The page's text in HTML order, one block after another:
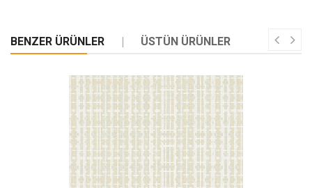
BENZER ÜRÜNLER ÜSTÜN ÜRÜNLER